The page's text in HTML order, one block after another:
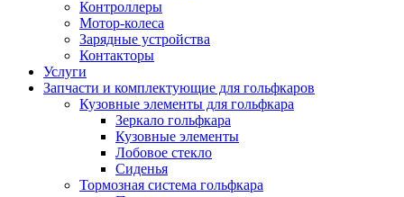
Контроллеры
Мотор-колеса
Зарядные устройства
Контакторы
Услуги
Запчасти и комплектующие для гольфкаров
Кузовные элементы для гольфкара
Зеркало гольфкара
Кузовные элементы
Лобовое стекло
Сиденья
Тормозная система гольфкара